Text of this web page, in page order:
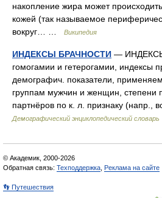
накопление жира может
кожей (так называемое
вокруг… …
Википедия
ИНДЕКСЫ БРАЧНОСТИ —
гомогамии и гетерогамии, индексы
демографич. показатели,
группам мужчин и женщин, степени
партнёров по к. л. признаку (напр.,
Демографический энциклопедический словарь
© Академик, 2000-2026
Обратная связь: Техподдержка Реклама на сайте
👣 Путешествия